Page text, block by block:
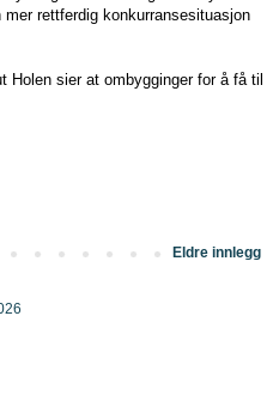
rettferdig konkurransesituasjon
Holen sier at ombygginger for å få til
Eldre innlegg